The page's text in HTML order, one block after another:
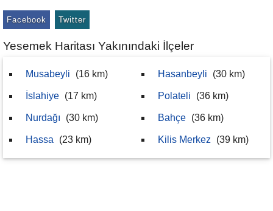
Facebook Twitter
Yesemek Haritası Yakınındaki İlçeler
Musabeyli (16 km)
İslahiye (17 km)
Nurdağı (30 km)
Hassa (23 km)
Hasanbeyli (30 km)
Polateli (36 km)
Bahçe (36 km)
Kilis Merkez (39 km)